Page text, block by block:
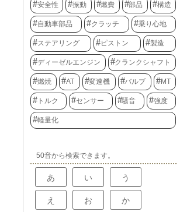
安全性 振動 燃費 部品 構造
自動車部品 クラッチ 乗り心地
ステアリング ピストン 製造
ディーゼルエンジン クランクシャフト
燃焼 AT 変速機 バルブ MT
トルク センサー 騒音 強度
軽量化
50音から検索できます。
あ い う
え お か